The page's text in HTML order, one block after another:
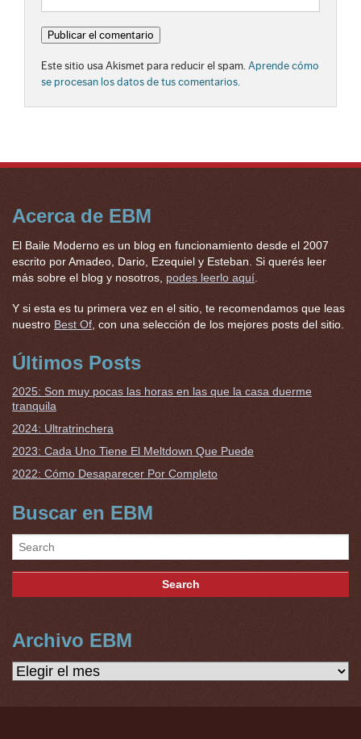
Este sitio usa Akismet para reducir el spam. Aprende cómo
se procesan los datos de tus comentarios.
Acerca de EBM
El Baile Moderno es un blog en funcionamiento desde el 2007
escrito por Amadeo, Dario, Ezequiel y Esteban. Si querés leer
más sobre el blog y nosotros, podes leerlo aquí
Y si esta es tu primera vez en el sitio, te recomendamos que leas
nuestro Best Of , con una selección de los mejores posts del sitio.
Últimos Posts
2025: Son muy pocas las horas en las que la casa duerme
tranquila
2024: Ultratrinchera
2023: Cada Uno Tiene El Meltdown Que Puede
2022: Cómo Desaparecer Por Completo
Buscar en EBM
Archivo EBM
Archivo
EBM